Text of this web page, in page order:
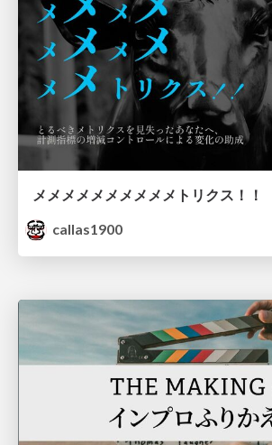
メメメメメメメメメメトリクス！！
callas1900